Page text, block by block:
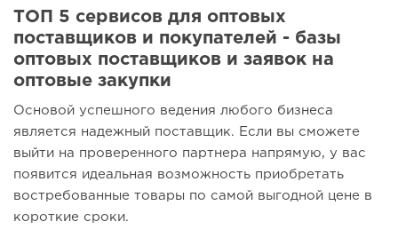
ТОП 5 сервисов для оптовых
поставщиков и покупателей - базы
оптовых поставщиков и заявок на
оптовые закупки
Основой успешного ведения любого бизнеса
является надежный поставщик. Если вы сможете
выйти на проверенного партнера напрямую, у вас
появится идеальная возможность приобретать
востребованные товары по самой выгодной цене в
короткие сроки.